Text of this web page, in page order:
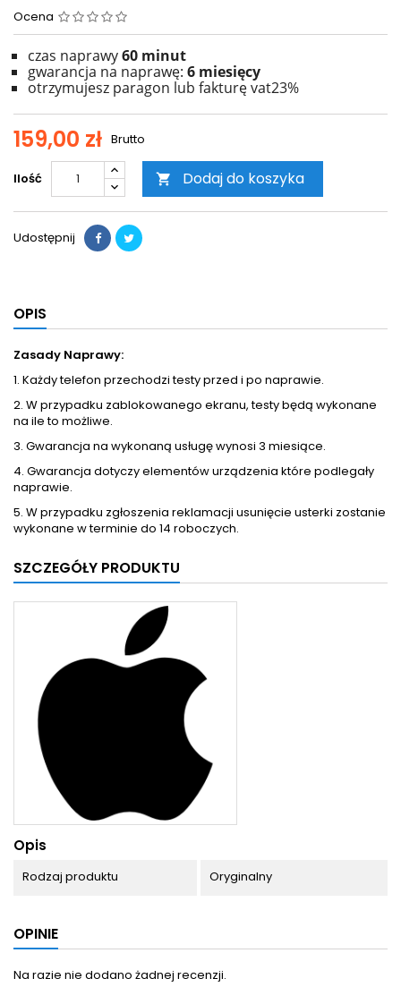
Ocena
czas naprawy60 minut
gwarancja na naprawę: 6 miesięcy
otrzymujesz paragon lub fakturę vat23%
159,00 zł Brutto
Ilość  Dodaj do koszyka
Udostępnij
OPIS
Zasady Naprawy:
1. Każdy telefon przechodzi testy przed i po naprawie.
2. W przypadku zablokowanego ekranu, testy będą wykonane
na ile to możliwe.
3. Gwarancja na wykonaną usługę wynosi 3 miesiące.
4. Gwarancja dotyczy elementów urządzenia które podlegały
naprawie.
5. W przypadku zgłoszenia reklamacji usunięcie usterki zostanie
wykonane w terminie do 14 roboczych.
SZCZEGÓŁY PRODUKTU
Opis
Rodzaj produktu Oryginalny
OPINIE
Na razie nie dodano żadnej recenzji.